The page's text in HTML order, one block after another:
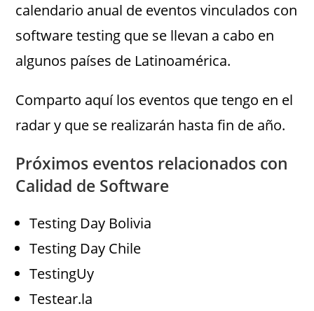
calendario anual de eventos vinculados con
software testing que se llevan a cabo en
algunos países de Latinoamérica.
Comparto aquí los eventos que tengo en el
radar y que se realizarán hasta fin de año.
Próximos eventos relacionados con
Calidad de Software
Testing Day Bolivia
Testing Day Chile
TestingUy
Testear.la